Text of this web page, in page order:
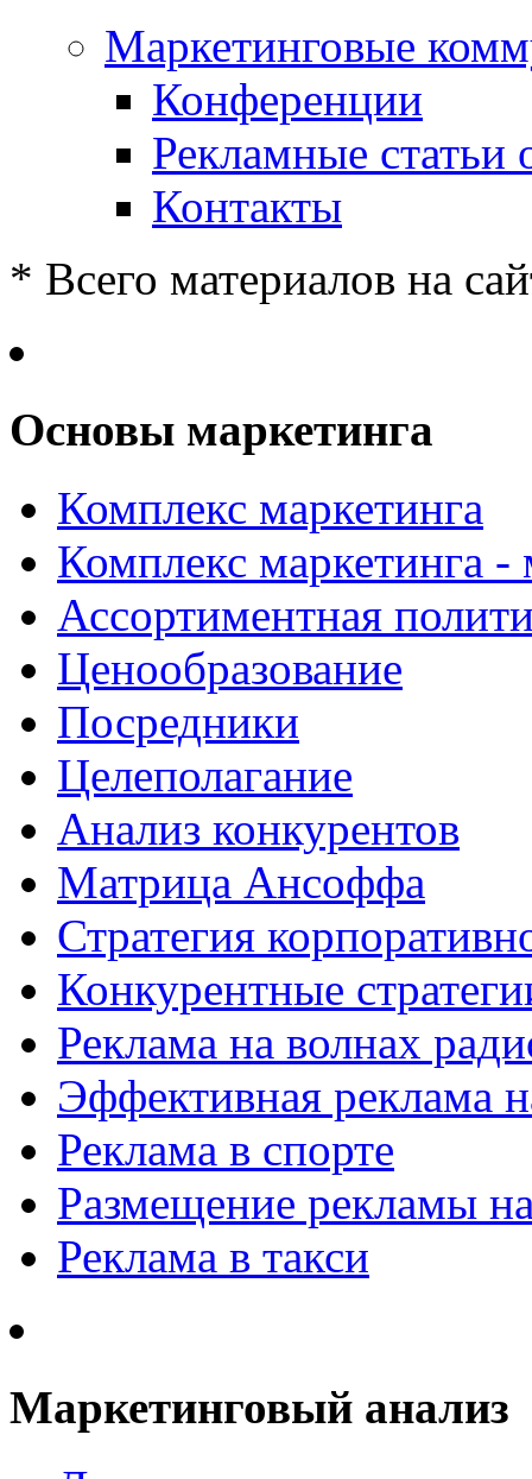
Маркетинговые
Конференции
Рекламные статьи
Контакты
* Всего материалов на
Основы маркетинга
Комплекс маркетинга
Комплекс маркетинга
Ассортиментная
Ценообразование
Посредники
Целеполагание
Анализ конкурентов
Матрица Ансоффа
Стратегия
Конкурентные
Реклама на волнах
Эффективная реклама
Реклама в спорте
Размещение рекламы
Реклама в такси
Маркетинговый анализ